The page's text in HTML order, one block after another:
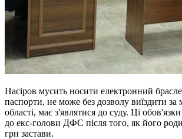
Насіров мусить носити електронний
паспорти, не може без дозволу виїздити за
області, має з'являтися до суду. Ці
до екс-голови ДФС після того, як його
грн застави.